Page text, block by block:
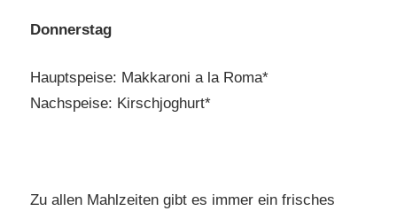
Donnerstag
Hauptspeise: Makkaroni a la Roma*
Nachspeise: Kirschjoghurt*
Zu allen Mahlzeiten gibt es immer ein frisches